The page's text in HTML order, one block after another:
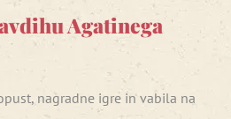
Agatinega
nagradne igre in vabila na